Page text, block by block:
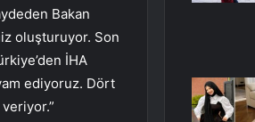
Bakan
oluşturuyor. Son
İHA
ediyoruz. Dört